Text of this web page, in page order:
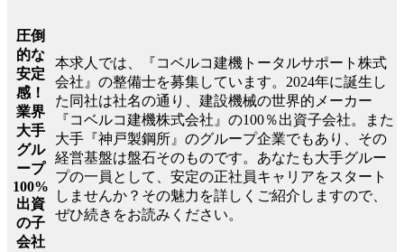
圧倒
的な
安定
感！
業界
大手
グル
ープ
100%
出資
の子
会社
本求人では、『コベルコ建機トータルサポート株式
会社』の整備士を募集しています。2024年に誕生し
た同社は社名の通り、建設機械の世界的メーカー
『コベルコ建機株式会社』の100％出資子会社。また
大手『神戸製鋼所』のグループ企業でもあり、その
経営基盤は盤石そのものです。あなたも大手グルー
プの一員として、安定の正社員キャリアをスタート
しませんか？その魅力を詳しくご紹介しますので、
ぜひ続きをお読みください。